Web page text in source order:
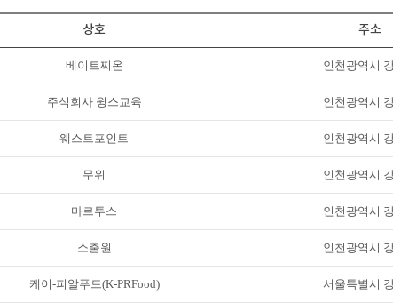
상호 주소
베이트찌온 인천광역시
주식회사 윙스교육 인천광역시
웨스트포인트 인천광역시
무위 인천광역시
마르투스 인천광역시
소출원 인천광역시
케이-피알푸드(K-PRFood) 서울특별시